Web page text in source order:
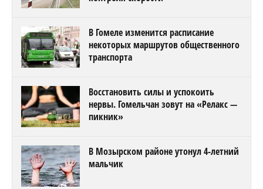
В Гомеле изменится расписание
некоторых маршрутов общественного
транспорта
Восстановить силы и успокоить
нервы. Гомельчан зовут на «Релакс —
пикник»
В Мозырском районе утонул 4-летний
мальчик